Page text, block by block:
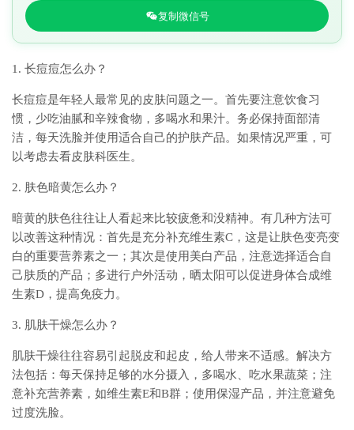
复制微信号
1. 长痘痘怎么办？
长痘痘是年轻人最常见的皮肤问题之一。首先要注意饮食习
惯，少吃油腻和辛辣食物，多喝水和果汁。务必保持面部清
洁，每天洗脸并使用适合自己的护肤产品。如果情况严重，可
以考虑去看皮肤科医生。
2. 肤色暗黄怎么办？
暗黄的肤色往往让人看起来比较疲惫和没精神。有几种方法可
以改善这种情况：首先是充分补充维生素C，这是让肤色变亮变
白的重要营养素之一；其次是使用美白产品，注意选择适合自
己肤质的产品；多进行户外活动，晒太阳可以促进身体合成维
生素D，提高免疫力。
3. 肌肤干燥怎么办？
肌肤干燥往往容易引起脱皮和起皮，给人带来不适感。解决方
法包括：每天保持足够的水分摄入，多喝水、吃水果蔬菜；注
意补充营养素，如维生素E和B群；使用保湿产品，并注意避免
过度洗脸。